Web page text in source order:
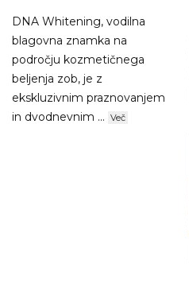
DNA Whitening, vodilna
blagovna znamka na
področju kozmetičnega
beljenja zob, je z
ekskluzivnim praznovanjem
in dvodnevnim ... Več